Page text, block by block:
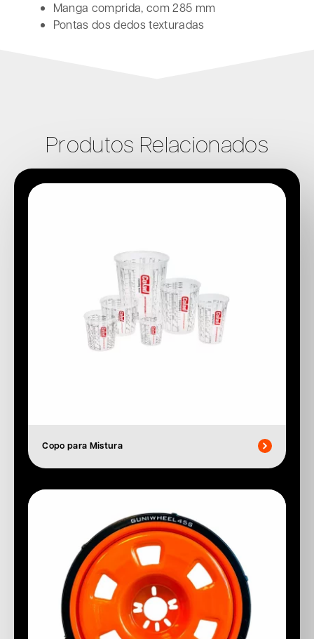
Manga comprida, com 285 mm
Pontas dos dedos texturadas
Produtos Relacionados
Copo para Mistura